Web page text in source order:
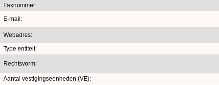
Faxnummer:
E-mail:
Webadres:
Type entiteit:
Rechtsvorm:
Aantal vestigingseenheden (VE):